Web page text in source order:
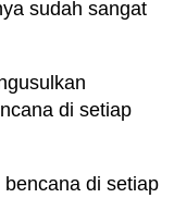
sudah sangat
di setiap
di setiap